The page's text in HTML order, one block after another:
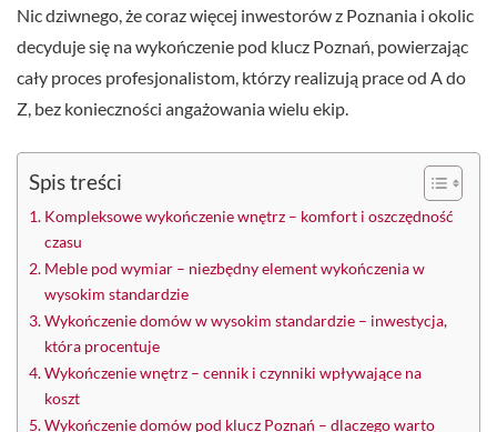
Nic dziwnego, że coraz więcej inwestorów z Poznania i okolic
decyduje się na wykończenie pod klucz Poznań, powierzając
cały proces profesjonalistom, którzy realizują prace od A do
Z, bez konieczności angażowania wielu ekip.
Spis treści
Kompleksowe wykończenie wnętrz – komfort i oszczędność
czasu
Meble pod wymiar – niezbędny element wykończenia w
wysokim standardzie
Wykończenie domów w wysokim standardzie – inwestycja,
która procentuje
Wykończenie wnętrz – cennik i czynniki wpływające na
koszt
Wykończenie domów pod klucz Poznań – dlaczego warto